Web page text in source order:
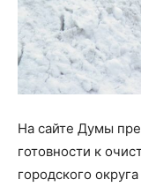
На сайте Думы
готовности к
городского